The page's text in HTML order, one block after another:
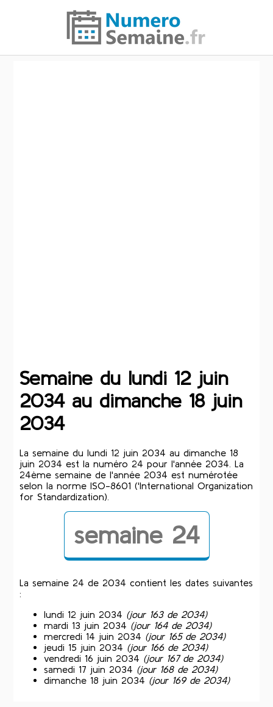
Semaine du lundi 12 juin
2034 au dimanche 18 juin
2034
La semaine du lundi 12 juin 2034 au dimanche 18
juin 2034 est la numéro 24 pour l'année 2034. La
24ème semaine de l'année 2034 est numérotée
selon la norme ISO-8601 ('International Organization
for Standardization).
semaine 24
La semaine 24 de 2034 contient les dates suivantes
:
lundi 12 juin 2034 (jour 163 de 2034)
mardi 13 juin 2034 (jour 164 de 2034)
mercredi 14 juin 2034 (jour 165 de 2034)
jeudi 15 juin 2034 (jour 166 de 2034)
vendredi 16 juin 2034 (jour 167 de 2034)
samedi 17 juin 2034 (jour 168 de 2034)
dimanche 18 juin 2034 (jour 169 de 2034)